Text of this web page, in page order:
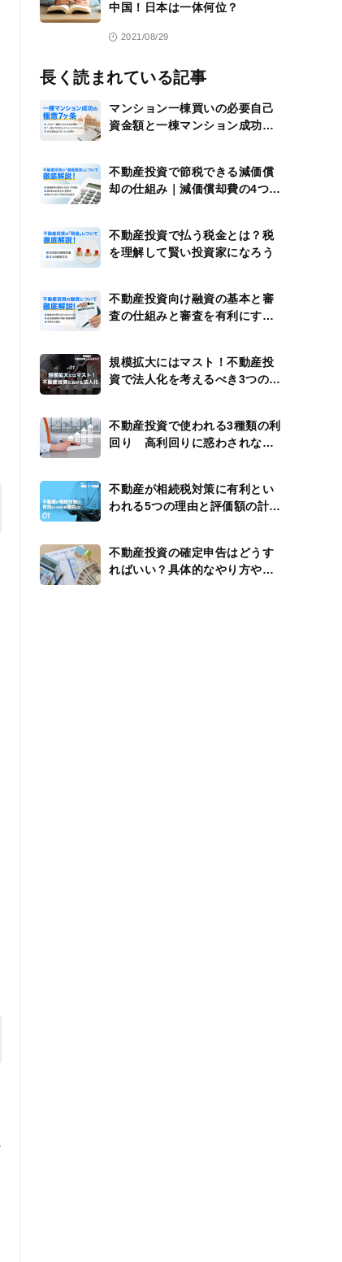
中国！日本は一体何位？
2021/08/29
長く読まれている記事
マンション一棟買いの必要自己
資金額と一棟マンション成功の
不動産投資で節税できる減価償
却の仕組み｜減価償却費の4つの
不動産投資で払う税金とは？税
を理解して賢い投資家になろう
不動産投資向け融資の基本と審
査の仕組みと審査を有利にする
規模拡大にはマスト！不動産投
資で法人化を考えるべき3つのタ
不動産投資で使われる3種類の利
回り 高利回りに惑わされない
不動産が相続税対策に有利とい
われる5つの理由と評価額の計算
不動産投資の確定申告はどうす
ればいい？具体的なやり方や還